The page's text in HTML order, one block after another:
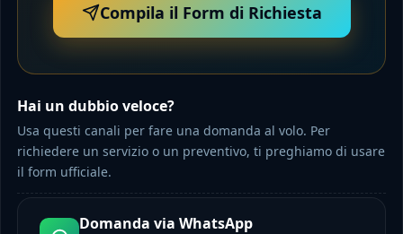
Compila il Form di Richiesta
Hai un dubbio veloce?
Usa questi canali per fare una domanda al volo. Per
richiedere un servizio o un preventivo, ti preghiamo di usare
il form ufficiale.
Domanda via WhatsApp